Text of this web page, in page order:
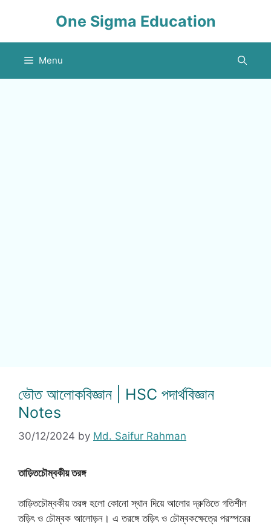
One Sigma Education
Menu
ভৌত আলোকবিজ্ঞান | HSC পদার্থবিজ্ঞান
Notes
30/12/2024 by Md. Saifur Rahman
তাড়িতচৌম্বকীয় তরঙ্গ
তাড়িতচৌম্বকীয় তরঙ্গ হলো কোনো স্থান দিয়ে আলোর দ্রুতিতে গতিশীল
তড়িৎ ও চৌম্বক আলোড়ন। এ তরঙ্গে তড়িৎ ও চৌম্বকক্ষেত্রে পরস্পরের